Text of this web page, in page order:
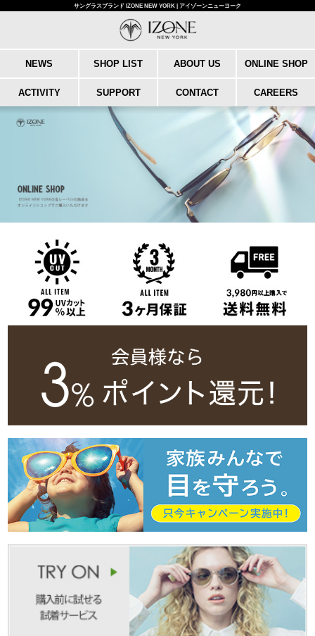
サングラスブランド IZONE NEW YORK | アイゾーンニューヨーク
NEWS SHOP LIST ABOUT US ONLINE SHOP
ACTIVITY SUPPORT CONTACT CAREERS